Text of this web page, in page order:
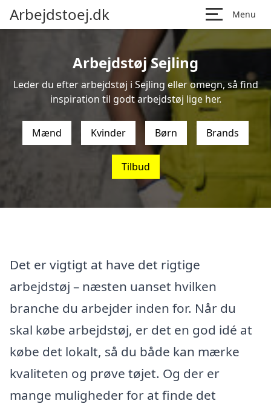
Arbejdstoej.dk Menu
Arbejdstøj Sejling
Leder du efter arbejdstøj i Sejling eller omegn, så find
inspiration til godt arbejdstøj lige her.
Mænd Kvinder Børn Brands
Tilbud
Det er vigtigt at have det rigtige
arbejdstøj – næsten uanset hvilken
branche du arbejder inden for. Når du
skal købe arbejdstøj, er det en god idé at
købe det lokalt, så du både kan mærke
kvaliteten og prøve tøjet. Og der er
mange muligheder for at finde det